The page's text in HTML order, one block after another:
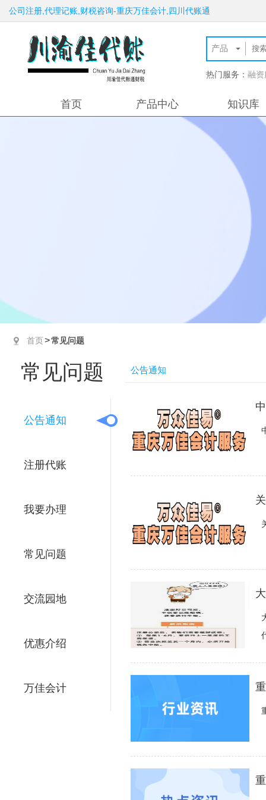
公司注册,代理记账,财税咨询-重庆万佳会计,四川代账通
热门服务： 融资
首页 产品中心 知识库
首页>常见问题
常见问题
公告通知
注册代账
我要办理
常见问题
交流园地
优惠介绍
万佳会计
公告通知